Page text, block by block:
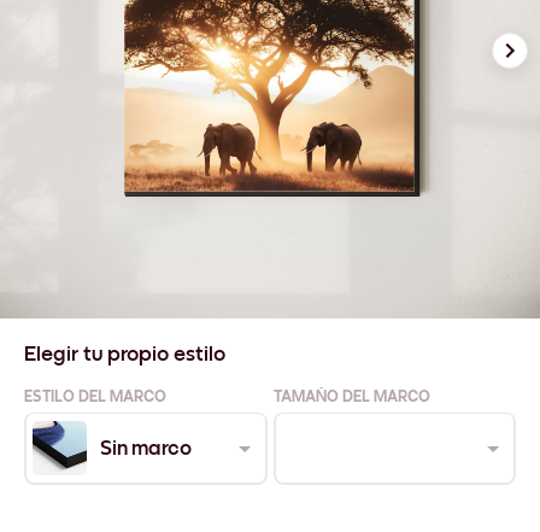
Elegir tu propio estilo
ESTILO DEL MARCO TAMAÑO DEL MARCO
Sin marco